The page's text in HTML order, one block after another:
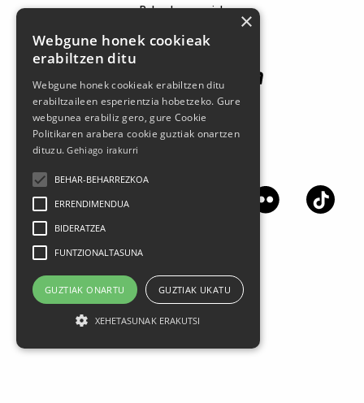
Babesle nagusiak ×
Webgune honek cookieak
erabiltzen ditu
Webgune honek cookieak erabiltzen ditu
erabiltzaileen esperientzia hobetzeko. Gure
webgunea erabiliz gero, gure Cookie
Politikaren arabera cookie guztiak onartzen
dituzu.Gehiago irakurri
BEHAR-BEHARREZKOA
ERRENDIMENDUA
BIDERATZEA
FUNTZIONALTASUNA
GUZTIAK ONARTU GUZTIAK UKATU
XEHETASUNAK ERAKUTSI